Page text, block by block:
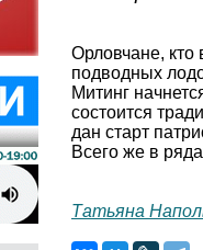
Орловчане,
подводных
Митинг
состоится
дан старт
Всего же в
Татьяна